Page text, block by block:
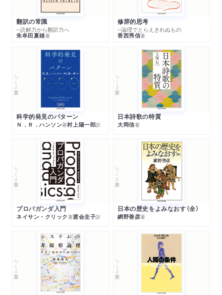
翻訳の常識
─読解力から翻訳力へ
朱牟田夏雄著
修辞的思考
─論理でとらえきれぬもの
香西秀信著
ちくま学芸文庫
科学的発見のパターン
Ｎ．Ｒ．ハンソン著村上陽一郎訳
ちくま学芸文庫
日本詩歌の特質
大岡信著
ちくま学芸文庫
プロパガンダ入門
ネイサン・クリック著渡会圭子訳
ちくま学芸文庫
日本の歴史をよみなおす（全）
網野善彦著
ちくま学芸文庫 ちくま学芸文庫